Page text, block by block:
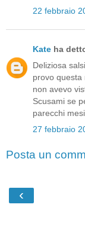
22 febbraio
Kate ha
Deliziosa
provo questa
non avevo
Scusami se
parecchi
27 febbraio
Posta un
‹